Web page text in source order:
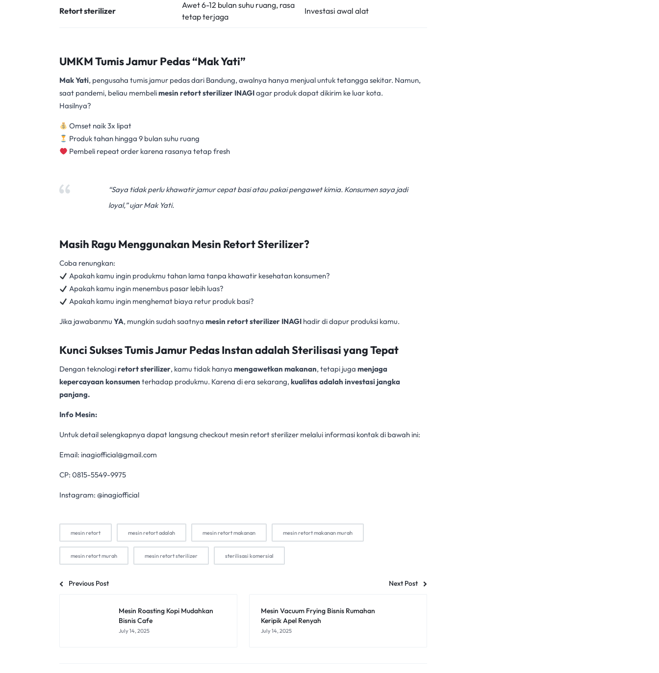
Retort sterilizer
Awet 6-12 bulan suhu ruang, rasa
tetap terjaga
Investasi awal alat
UMKM Tumis Jamur Pedas “Mak Yati”
Mak Yati, pengusaha tumis jamur pedas dari Bandung, awalnya hanya menjual untuk tetangga sekitar. Namun,
saat pandemi, beliau membelimesin retort sterilizer INAGIagar produk dapat dikirim ke luar kota.
Hasilnya?
Omset naik 3x lipat
Produk tahan hingga 9 bulan suhu ruang
Pembeli repeat order karena rasanya tetap fresh
“Saya tidak perlu khawatir jamur cepat basi atau pakai pengawet kimia. Konsumen saya jadi
loyal,”ujar Mak Yati.
Masih Ragu Menggunakan Mesin Retort Sterilizer?
Coba renungkan:
Apakah kamu ingin produkmu tahan lama tanpa khawatir kesehatan konsumen?
Apakah kamu ingin menembus pasar lebih luas?
Apakah kamu ingin menghemat biaya retur produk basi?
Jika jawabanmu YA, mungkin sudah saatnya mesin retort sterilizer INAGI hadir di dapur produksi kamu.
Kunci Sukses Tumis Jamur Pedas Instan adalah Sterilisasi yang Tepat
Dengan teknologiretort sterilizer, kamu tidak hanya mengawetkan makanan, tetapi juga menjaga
kepercayaan konsumen terhadap produkmu. Karena di era sekarang, kualitas adalah investasi jangka
panjang.
Info Mesin:
Untuk detail selengkapnya dapat langsung checkout mesin retort sterilizer melalui informasi kontak di bawah ini:
Email: inagiofficial@gmail.com
CP: 0815-5549-9975
Instagram: @inagiofficial
mesin retort mesin retort adalah mesin retort makanan mesin retort makanan murah
mesin retort murah mesin retort sterilizer sterilisasi komersial
Previous Post Next Post
Mesin Roasting Kopi Mudahkan
Bisnis Cafe
July 14, 2025
Mesin Vacuum Frying Bisnis Rumahan
Keripik Apel Renyah
July 14, 2025